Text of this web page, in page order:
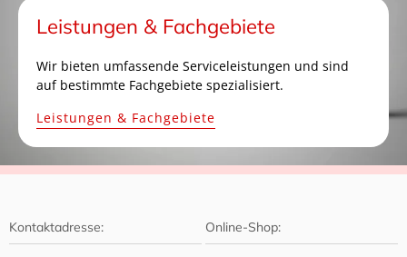
Leistungen & Fachgebiete
Wir bieten umfassende Serviceleistungen und sind
auf bestimmte Fachgebiete spezialisiert.
Leistungen & Fachgebiete
Kontaktadresse: Online-Shop: